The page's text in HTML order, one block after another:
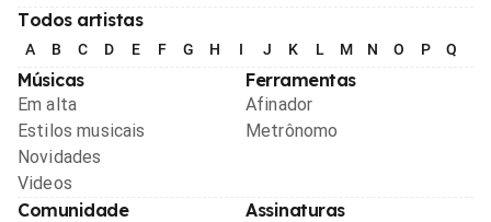
Todos artistas
A B C D E F G H I J K L M N O P Q
Músicas
Em alta
Estilos musicais
Novidades
Videos
Ferramentas
Afinador
Metrônomo
Comunidade Assinaturas